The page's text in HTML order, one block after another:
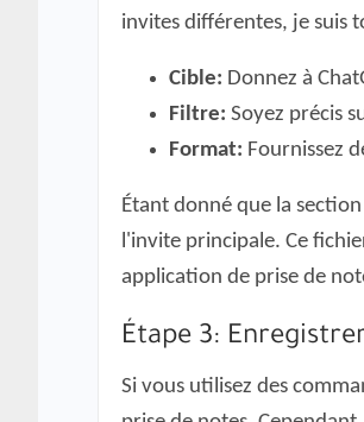
invites différentes, je suis
Cible: Donnez à
Filtre: Soyez précis
Format: Fournissez
Étant donné que la
l'invite principale. Ce
application de prise de
Étape 3:
Si vous utilisez des